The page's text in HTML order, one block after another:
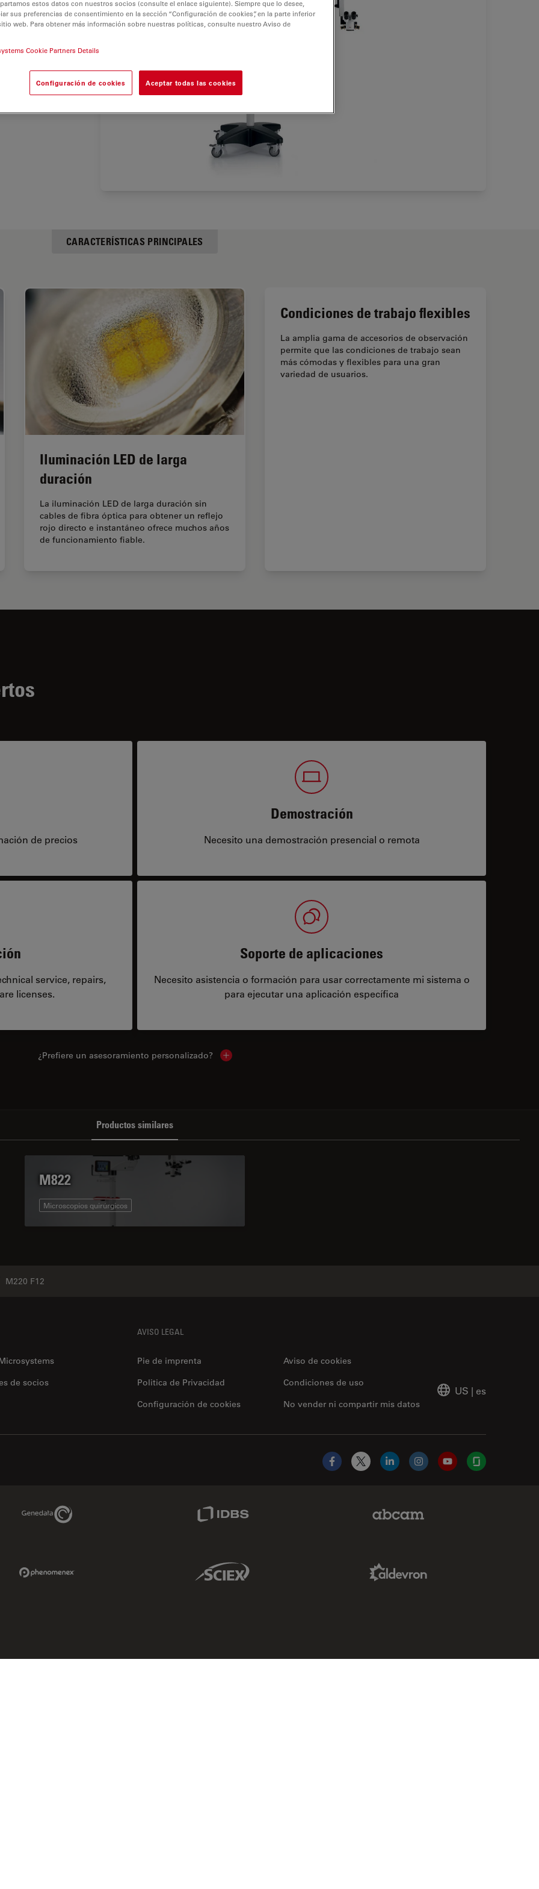
CARACTERÍSTICAS PRINCIPALES
Iluminación LED de larga
duración
La iluminación LED de larga duración sin
cables de fibra óptica para obtener un reflejo
rojo directo e instantáneo ofrece muchos años
de funcionamiento fiable.
Condiciones de trabajo flexibles
La amplia gama de accesorios de observación
permite que las condiciones de trabajo sean
más cómodas y flexibles para una gran
variedad de usuarios.
de precios
Demostración
Necesito una demostración presencial o remota
service, repairs,
licenses.
Soporte de aplicaciones
Necesito asistencia o formación para usar correctamente mi sistema o
para ejecutar una aplicación específica
¿Prefiere un asesoramiento personalizado? Show local contacts
Productos similares
M822
Microscopios quirúrgicos
M220 F12
de socios
AVISO LEGAL
Pie de imprenta
Aviso de cookies
Politica de Privacidad
No vender ni compartir mis datos
Condiciones de uso
Configuración de cookies
US | es
Facebook
X LinkedInInstagramYouTubeGlassdoor
Genedata Link
Sciex Link
estos datos con nuestros socios (consulte el enlace siguiente). Siempre que lo desee,
sus preferencias de consentimiento en la sección “Configuración de cookies”, en la parte inferior
web. Para obtener más información sobre nuestras políticas, consulte nuestro Aviso de
Cookie Partners Details
Configuración de cookies Aceptar todas las cookies